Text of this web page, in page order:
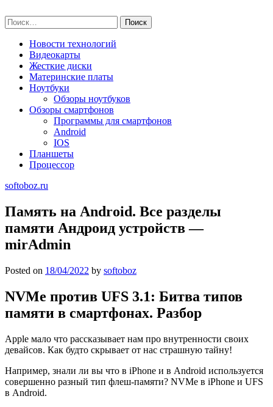
to
content
Найти:
Новости технологий
Видеокарты
Жесткие диски
Материнские платы
Ноутбуки
Обзоры ноутбуков
Обзоры смартфонов
Программы для смартфонов
Android
IOS
Планшеты
Процессор
softoboz.ru
Память на Android. Все разделы
памяти Андроид устройств —
mirAdmin
Posted on 18/04/2022 by softoboz
NVMe против UFS 3.1: Битва типов
памяти в смартфонах. Разбор
Apple мало что рассказывает нам про внутренности своих
девайсов. Как будто скрывает от нас страшную тайну!
Например, знали ли вы что в iPhone и в Android используется
совершенно разный тип флеш-памяти? NVMe в iPhone и UFS
в Android.